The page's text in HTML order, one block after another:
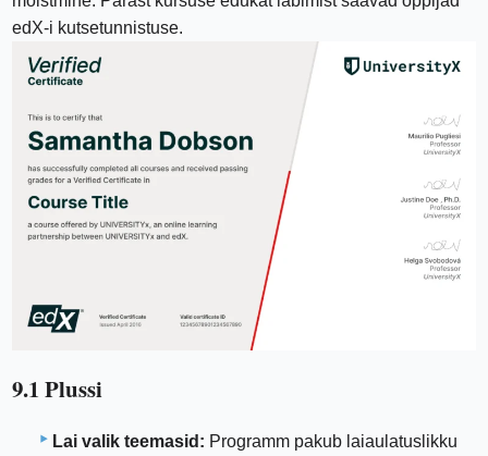
edX-i kutsetunnistuse.
9.1 Plussi
Lai valik teemasid: Programm pakub laiaulatuslikku